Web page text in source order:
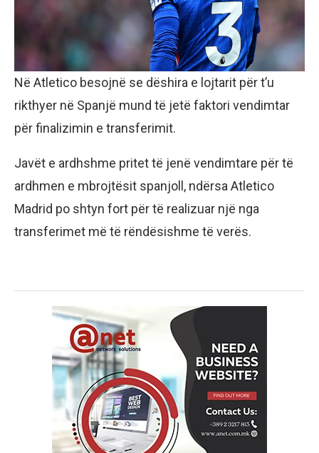
Në Atletico besojnë se dëshira e lojtarit për t’u
rikthyer në Spanjë mund të jetë faktori vendimtar
për finalizimin e transferimit.
Javët e ardhshme pritet të jenë vendimtare për të
ardhmen e mbrojtësit spanjoll, ndërsa Atletico
Madrid po shtyn fort për të realizuar një nga
transferimet më të rëndësishme të verës.